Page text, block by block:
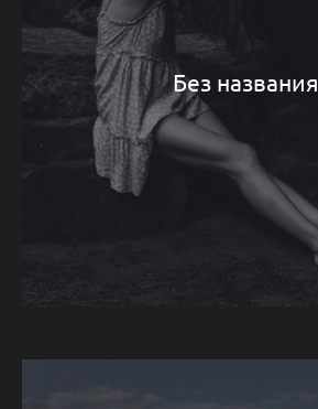
Без названия